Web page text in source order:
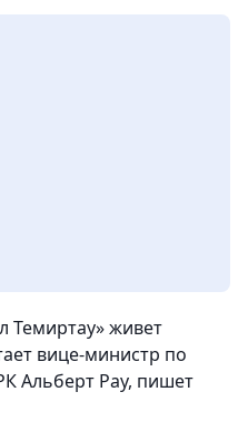
Темиртау» живет
вице-министр по
Альберт Рау, пишет